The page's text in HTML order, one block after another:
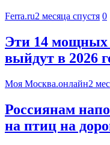
Ferra.ru2 месяца спустя 0
Эти 14
выйдут в 2026
Моя Москва.онлайн2
Россиянам
на птиц на